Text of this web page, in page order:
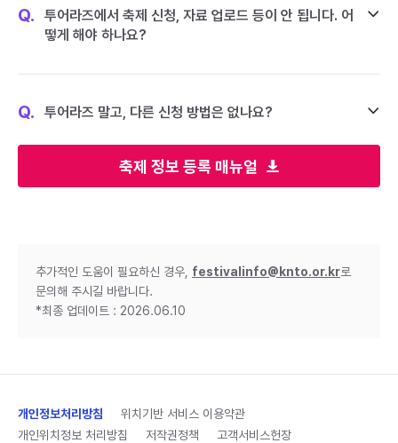
축제 정보 등록 매뉴얼
Q.
투어라즈에서 축제 신청, 자료 업로드 등이 안 됩니다. 어
떻게 해야 하나요?
Q. 투어라즈 말고, 다른 신청 방법은 없나요?
추가적인 도움이 필요하신 경우, festivalinfo@knto.or.kr로
문의해 주시길 바랍니다.
*최종 업데이트 : 2026.06.10
개인정보처리방침
위치기반 서비스 이용약관
개인위치정보 처리방침
저작권정책 고객서비스헌장